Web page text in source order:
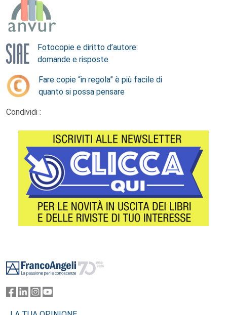
Fotocopie e diritto d’autore:
domande e risposte
Fare copie “in regola” è più facile di
quanto si possa pensare
Condividi :